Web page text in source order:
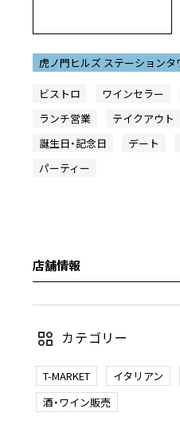
虎ノ門ヒルズ ステーションタ
ビストロ ワインセラー
ランチ営業
テイクアウト
誕生日・記念日
デート
パーティー
店舗情報
カテゴリー
T-MARKET イタリアン
酒・ワイン販売